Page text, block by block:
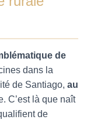
de
dans la
de Santiago, au
C’est là que naît
de